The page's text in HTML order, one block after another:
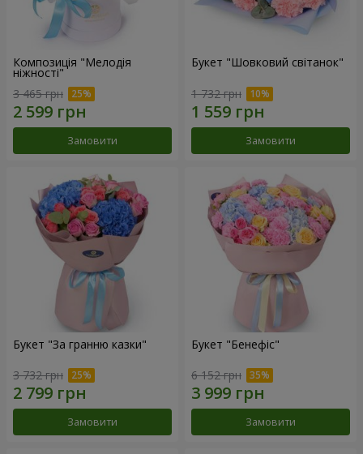
Композиція "Мелодія
ніжності"
3 465 грн
Замовити
Букет "Шовковий світанок"
1 732 грн
Замовити
Букет "За гранню казки"
3 732 грн
Замовити
Букет "Бенефіс"
6 152 грн
Замовити